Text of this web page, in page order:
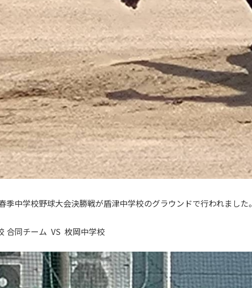
季中学校野球大会決勝戦が盾津中学校のグラウンドで行われました。
合同チーム VS 枚岡中学校